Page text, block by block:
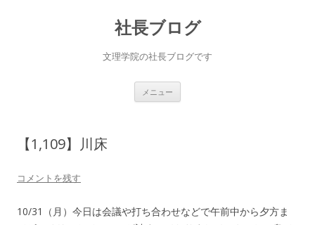
社長ブログ
文理学院の社長ブログです
メニュー
【1,109】川床
コメントを残す
10/31（月）今日は会議や打ち合わせなどで午前中から夕方ま